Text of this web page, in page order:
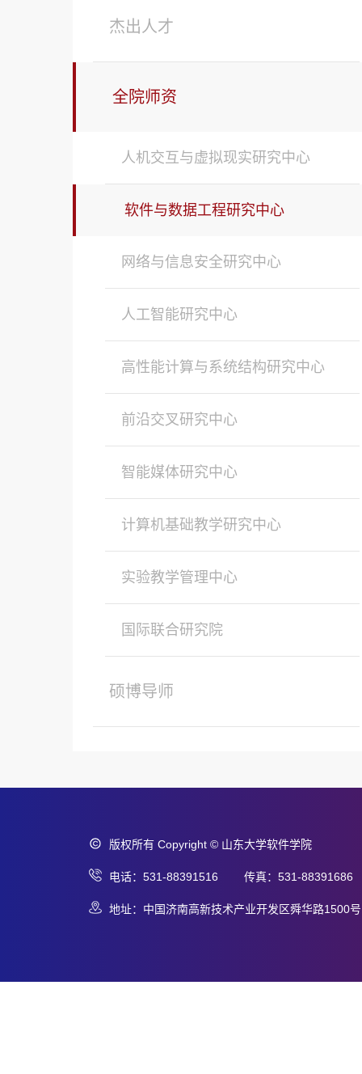
杰出人才
全院师资
人机交互与虚拟现实研究中心
软件与数据工程研究中心
网络与信息安全研究中心
人工智能研究中心
高性能计算与系统结构研究中心
前沿交叉研究中心
智能媒体研究中心
计算机基础教学研究中心
实验教学管理中心
国际联合研究院
硕博导师
版权所有 Copyright © 山东大学软件学院
电话：531-88391516 传真：531-88391686
地址：中国济南高新技术产业开发区舜华路